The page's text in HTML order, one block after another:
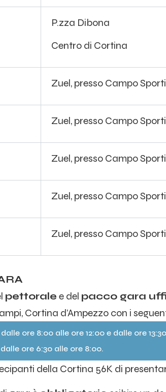
P.zza Dibona
Centro di Cortina
Zuel, presso Campo
Zuel, presso Campo
Zuel, presso Campo
Zuel, presso Campo
Zuel, presso Campo
pettorale e del pacco gara
Cortina d’Ampezzo con i
ore 8:00 alle ore 12:00 e dalle ore
ore 6:30 alle ore 8:00.
della Cortina 56K di